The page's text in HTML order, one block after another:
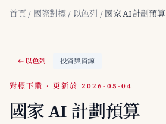
首頁 / 國際對標 / 以色列 / 國家 AI 計劃預算
以色列 投資與資源
對標下鑽 · 更新於 2026-05-04
國家 AI 計劃預算